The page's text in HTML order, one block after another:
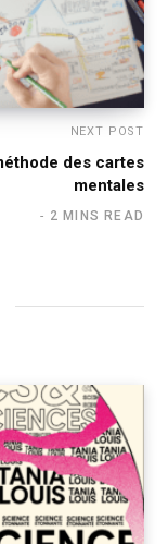
NEXT POST
des cartes
mentales
2 MINS READ